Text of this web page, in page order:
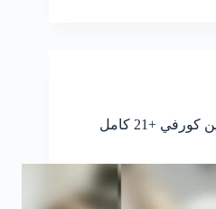
فيلم انطونيو سليمان وياسمين كورفي +21 كامل